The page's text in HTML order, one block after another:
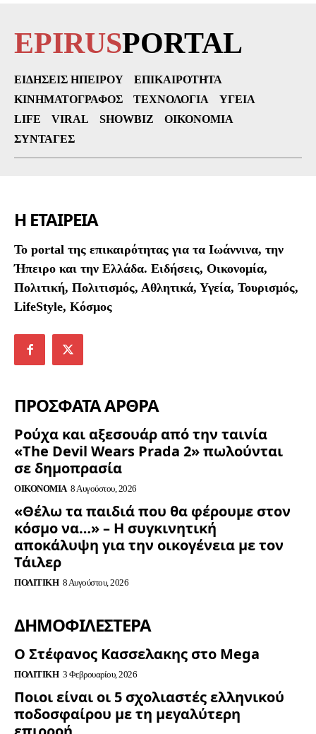
EPIRUSPORTAL
ΕΙΔΉΣΕΙΣ ΗΠΕΊΡΟΥ
ΕΠΙΚΑΙΡΌΤΗΤΑ
ΚΙΝΗΜΑΤΟΓΡΆΦΟΣ
ΤΕΧΝΟΛΟΓΊΑ
ΥΓΕΊΑ
LIFE
VIRAL SHOWBIZ
ΟΙΚΟΝΟΜΊΑ
ΣΥΝΤΑΓΈΣ
Η ΕΤΑΙΡΕΙΑ
To portal της επικαιρότητας για τα Ιωάννινα, την
Ήπειρο και την Ελλάδα. Ειδήσεις, Οικονομία,
Πολιτική, Πολιτισμός, Αθλητικά, Υγεία, Τουρισμός,
LifeStyle, Κόσμος
ΠΡΟΣΦΑΤΑ ΑΡΘΡΑ
Ρούχα και αξεσουάρ από την ταινία
«The Devil Wears Prada 2» πωλούνται
σε δημοπρασία
ΟΙΚΟΝΟΜΊΑ 8 Αυγούστου, 2026
«Θέλω τα παιδιά που θα φέρουμε στον
κόσμο να…» – Η συγκινητική
αποκάλυψη για την οικογένεια με τον
Τάιλερ
ΠΟΛΙΤΙΚΉ 8 Αυγούστου, 2026
ΔΗΜΟΦΙΛΈΣΤΕΡΑ
Ο Στέφανος Κασσελακης στο Mega
ΠΟΛΙΤΙΚΉ 3 Φεβρουαρίου, 2026
Ποιοι είναι οι 5 σχολιαστές ελληνικού
ποδοσφαίρου με τη μεγαλύτερη